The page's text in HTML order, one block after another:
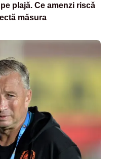
plajă. Ce amenzi riscă
măsura